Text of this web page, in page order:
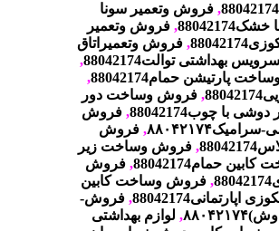
, فروش وتعمیر سونا
,فروش وتعمیر
, فروش وتعمیراتاق
بهداشتی توالت88042174
,
پارتیشن حمام88042174
,
, فروش وساخت دور
با چوب88042174 , فروش
سرامیک۸۸۰۴۲۱۷۴,فروش
, فروش وساخت زیر
حمام88042174 , فروش
, فروش وساخت کابین
,فروش-
دوش)۸۸۰۴۲۱۷۴, لوازم بهداشتی